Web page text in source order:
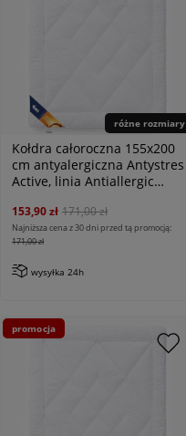
różne rozmiary
Kołdra całoroczna 155x200
cm antyalergiczna Antystres
Active, linia Antiallergic
153,90 zł 171,00 zł
Najniższa cena z 30 dni przed tą promocją:
171,00 zł
wysyłka 24h
promocja